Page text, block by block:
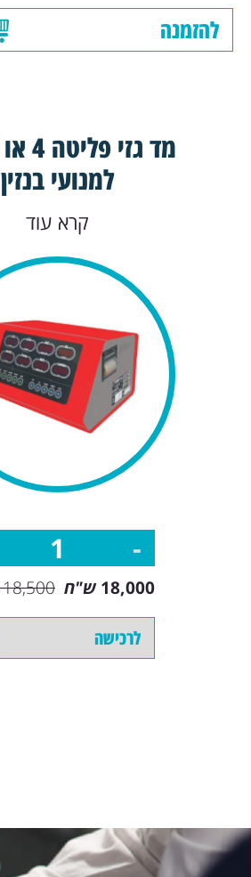
להזמנה
למנועי בנזין
קרא עוד
18,500 18,000 ש"ח
לרכישה